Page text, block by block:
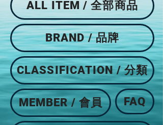
ALL ITEM / 全部商品
BRAND / 品牌
CLASSIFICATION / 分類
MEMBER / 會員 FAQ